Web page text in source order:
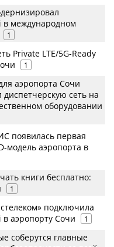
в международном
1
Private LTE/5G-Ready
1
аэропорта Сочи
сеть на
оборудовании
появилась первая
модель аэропорта в
книги бесплатно:
1
подключила
аэропорту Сочи
1
соберутся главные